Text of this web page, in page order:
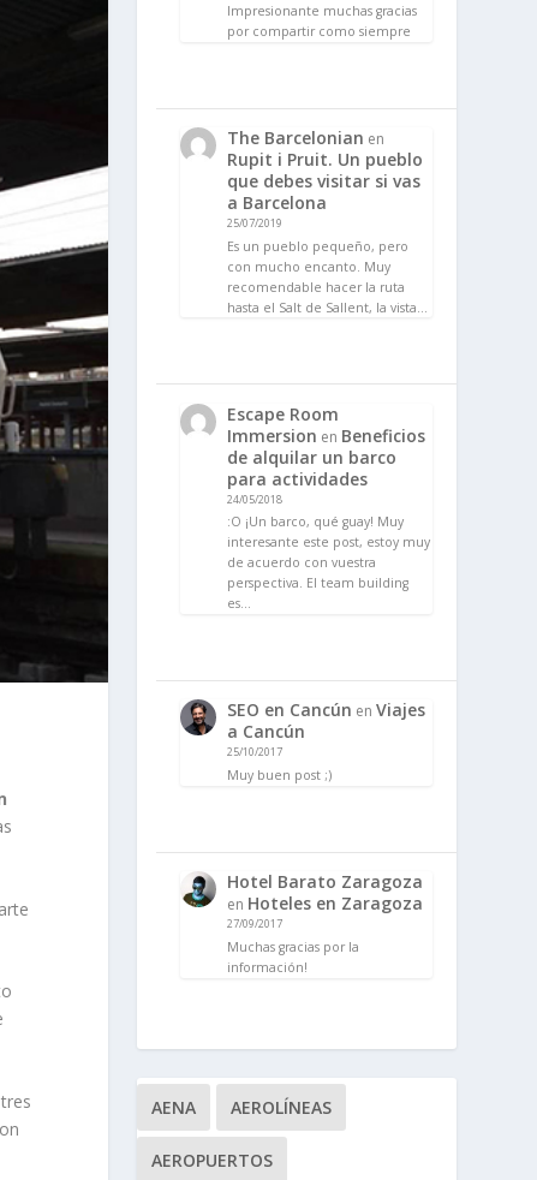
Impresionante muchas gracias
por compartir como siempre
The Barcelonian en
Rupit i Pruit. Un pueblo
que debes visitar si vas
a Barcelona
25/07/2019
Es un pueblo pequeño, pero
con mucho encanto. Muy
recomendable hacer la ruta
hasta el Salt de Sallent, la vista…
Escape Room
Immersion en Beneficios
de alquilar un barco
para actividades
24/05/2018
:O ¡Un barco, qué guay! Muy
interesante este post, estoy muy
de acuerdo con vuestra
perspectiva. El team building
es…
SEO en Cancún en Viajes
a Cancún
25/10/2017
Muy buen post ;)
Hotel Barato Zaragoza
en Hoteles en Zaragoza
27/09/2017
Muchas gracias por la
información!
AENA AEROLÍNEAS
AEROPUERTOS